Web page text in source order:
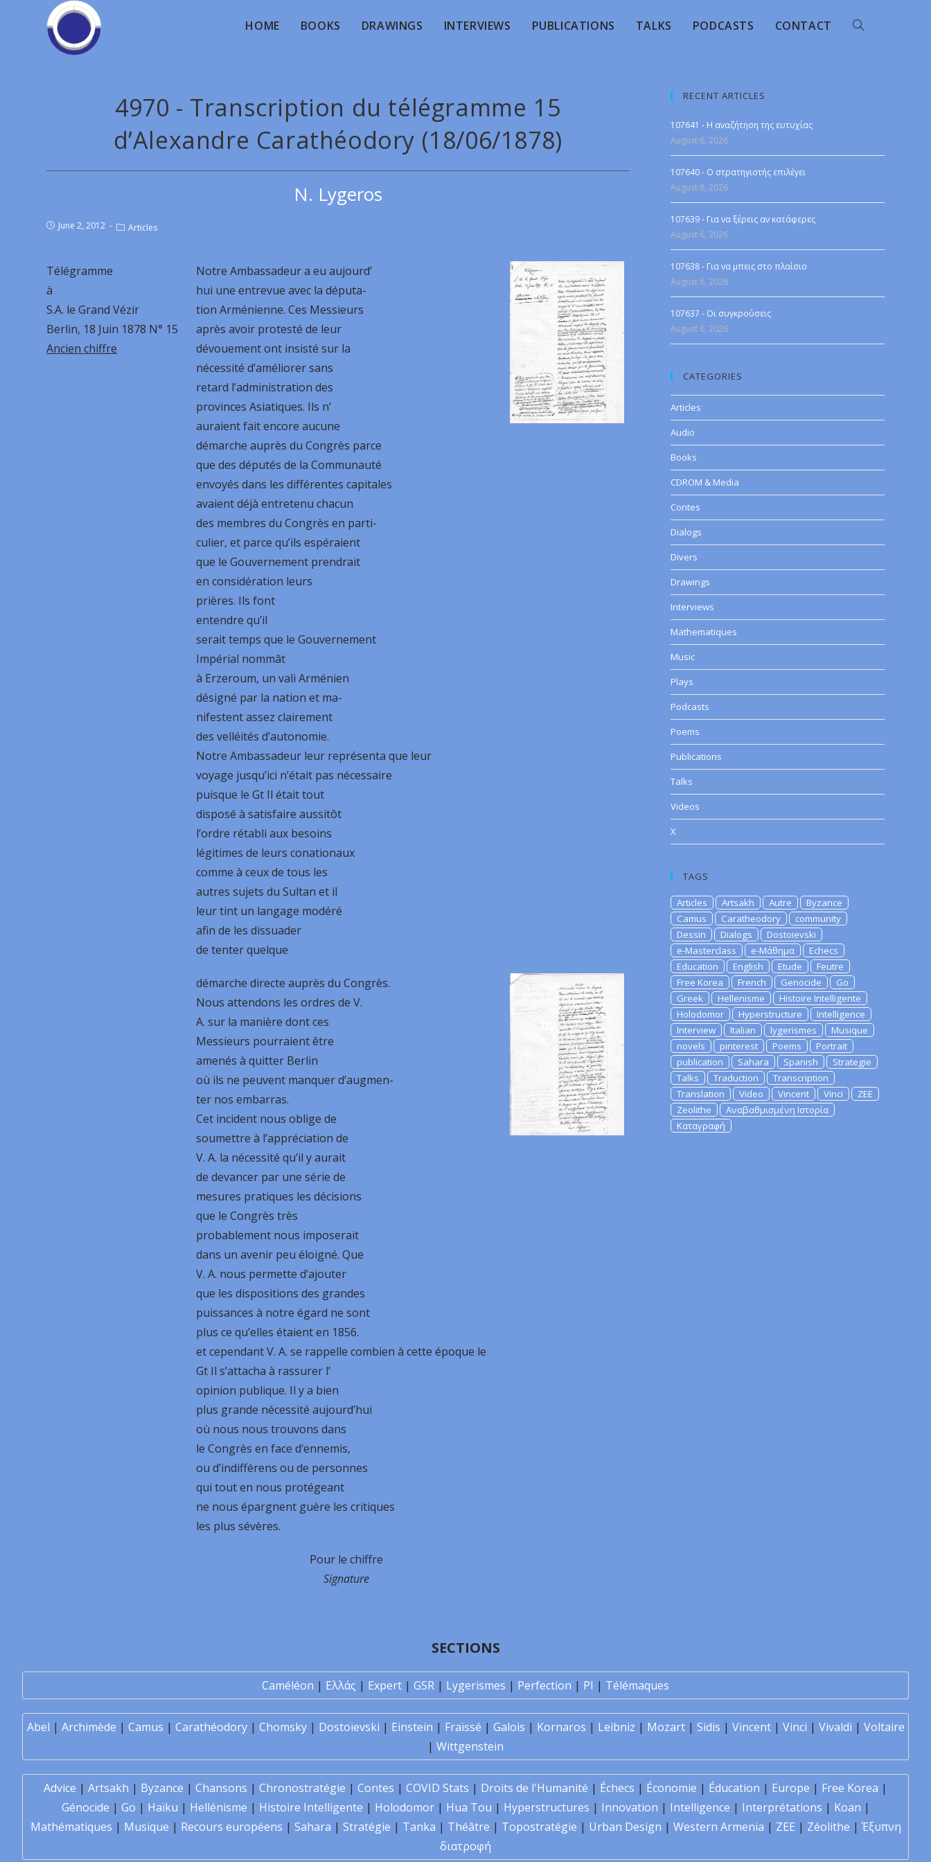
HOME BOOKS DRAWINGS INTERVIEWS PUBLICATIONS TALKS PODCASTS CONTACT
4970 - Transcription du télégramme 15
d’Alexandre Carathéodory (18/06/1878)
N. Lygeros
June 2, 2012 Articles
Télégramme
à
S.A. le Grand Vézir
Berlin, 18 Juin 1878 N° 15
Ancien chiffre
Notre Ambassadeur a eu aujourd’
hui une entrevue avec la députa-
tion Arménienne. Ces Messieurs
après avoir protesté de leur
dévouement ont insisté sur la
nécessité d’améliorer sans
retard l’administration des
provinces Asiatiques. Ils n’
auraient fait encore aucune
démarche auprès du Congrès parce
que des députés de la Communauté
envoyés dans les différentes capitales
avaient déjà entretenu chacun
des membres du Congrès en parti-
culier, et parce qu’ils espéraient
que le Gouvernement prendrait
en considération leurs
prières. Ils font
entendre qu’il
serait temps que le Gouvernement
Impérial nommât
à Erzeroum, un vali Arménien
désigné par la nation et ma-
nifestent assez clairement
des velléités d’autonomie.
Notre Ambassadeur leur représenta que leur
voyage jusqu’ici n’était pas nécessaire
puisque le Gt Il était tout
disposé à satisfaire aussitôt
l’ordre rétabli aux besoins
légitimes de leurs conationaux
comme à ceux de tous les
autres sujets du Sultan et il
leur tint un langage modéré
afin de les dissuader
de tenter quelque
démarche directe auprès du Congrès.
Nous attendons les ordres de V.
A. sur la manière dont ces
Messieurs pourraient être
amenés à quitter Berlin
où ils ne peuvent manquer d’augmen-
ter nos embarras.
Cet incident nous oblige de
soumettre à l’appréciation de
V. A. la nécessité qu’il y aurait
de devancer par une série de
mesures pratiques les décisions
que le Congrès très
probablement nous imposerait
dans un avenir peu éloigné. Que
V. A. nous permette d’ajouter
que les dispositions des grandes
puissances à notre égard ne sont
plus ce qu’elles étaient en 1856.
et cependant V. A. se rappelle combien à cette époque le
Gt Il s’attacha à rassurer l’
opinion publique. Il y a bien
plus grande nécessité aujourd’hui
où nous nous trouvons dans
le Congrès en face d’ennemis,
ou d’indifférens ou de personnes
qui tout en nous protégeant
ne nous épargnent guère les critiques
les plus sévères.
Pour le chiffre
Signature
RECENT ARTICLES
107641 - Η αναζήτηση της ευτυχίας
August 6, 2026
107640 - Ο στρατηγιστής επιλέγει
August 6, 2026
107639 - Για να ξέρεις αν κατάφερες
August 6, 2026
107638 - Για να μπεις στο πλαίσιο
August 6, 2026
107637 - Οι συγκρούσεις
August 6, 2026
CATEGORIES
Articles
Audio
Books
CDROM & Media
Contes
Dialogs
Divers
Drawings
Interviews
Mathematiques
Music
Plays
Podcasts
Poems
Publications
Talks
Videos
X
TAGS
Articles Artsakh Autre
Byzance
Camus
Caratheodory
community
Dessin
Dialogs
Dostoievski
e-Masterclass
e-Μάθημα
Echecs
Education
English Etude
Feutre
Free Korea
French Genocide
Go
Greek
Hellenisme
Histoire Intelligente
Holodomor
Hyperstructure
Intelligence
Interview
Italian lygerismes
Musique
novels
pinterest Poems
Portrait
publication
Sahara Spanish
Strategie
Talks
Traduction
Transcription
Translation
Video Vincent Vinci
ZEE
Zeolithe
Αναβαθμισμένη Ιστορία
Καταγραφή
SECTIONS
Caméléon | Ελλάς | Expert | GSR | Lygerismes | Perfection | PI | Télémaques
Abel | Archimède | Camus | Carathéodory| Chomsky| Dostoïevski | Einstein | Fraïssé | Galois | Kornaros | Leibniz | Mozart| Sidis | Vincent| Vinci | Vivaldi | Voltaire
| Wittgenstein
Advice | Artsakh | Byzance | Chansons | Chronostratégie | Contes | COVID Stats | Droits de l'Humanité | Échecs | Économie | Éducation | Europe | Free Korea |
Génocide | Go | Haïku | Hellénisme | Histoire Intelligente | Holodomor| Hua Tou | Hyperstructures | Innovation | Intelligence | Interprétations | Koan |
Mathématiques | Musique | Recours européens | Sahara | Stratégie | Tanka | Théâtre | Topostratégie | Urban Design | Western Armenia | ZEE | Zéolithe | Έξυπνη
διατροφή